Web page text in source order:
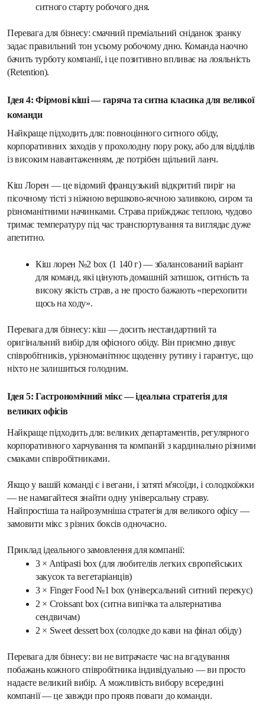
ситного старту робочого дня.
Перевага для бізнесу: смачний преміальний сніданок зранку
задає правильний тон усьому робочому дню. Команда наочно
бачить турботу компанії, і це позитивно впливає на лояльність
(Retention).
Ідея 4: Фірмові кіші — гаряча та ситна класика для великої
команди
Найкраще підходить для: повноцінного ситного обіду,
корпоративних заходів у прохолодну пору року, або для відділів
із високим навантаженням, де потрібен щільний ланч.
Кіш Лорен — це відомий французький відкритий пиріг на
пісочному тісті з ніжною вершково-яєчною заливкою, сиром та
різноманітними начинками. Страва приїжджає теплою, чудово
тримає температуру під час транспортування та виглядає дуже
апетитно.
Кіш лорен №2 box (1 140 г) — збалансований варіант
для команд, які цінують домашній затишок, ситність та
високу якість страв, а не просто бажають «перехопити
щось на ходу».
Перевага для бізнесу: кіш — досить нестандартний та
оригінальний вибір для офісного обіду. Він приємно дивує
співробітників, урізноманітнює щоденну рутину і гарантує, що
ніхто не залишиться голодним.
Ідея 5: Гастрономічний мікс — ідеальна стратегія для
великих офісів
Найкраще підходить для: великих департаментів, регулярного
корпоративного харчування та компаній з кардинально різними
смаками співробітниками.
Якщо у вашій команді є і вегани, і затяті м'ясоїди, і солодкоїжки
— не намагайтеся знайти одну універсальну страву.
Найпростіша та найрозумніша стратегія для великого офісу —
замовити мікс з різних боксів одночасно.
Приклад ідеального замовлення для компанії:
3 × Antipasti box (для любителів легких європейських
закусок та вегетаріанців)
3 × Finger Food №1 box (універсальний ситний перекус)
2 × Croissant box (ситна випічка та альтернатива
сендвичам)
2 × Sweet dessert box (солодке до кави на фінал обіду)
Перевага для бізнесу: ви не витрачаєте час на вгадування
побажань кожного співробітника індивідуально — ви просто
надаєте великий вибір. А можливість вибору всередині
компанії — це завжди про прояв поваги до команди.